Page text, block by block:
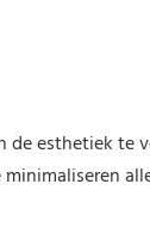
de esthetiek te